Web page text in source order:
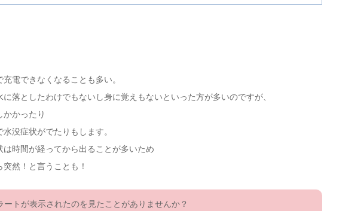
充電できなくなることも多い。
に落としたわけでもないし身に覚えもないといった方が多いのですが、
かかったり
没症状がでたりもします。
は時間が経ってから出ることが多いため
然！と言うことも！
ートが表示されたのを見たことがありませんか？